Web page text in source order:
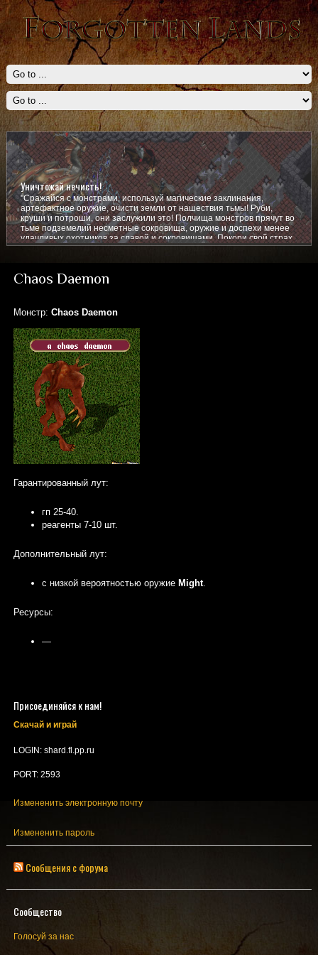
Уничтожай нечисть!
"Сражайся с монстрами, используй магические заклинания,
артефактное оружие, очисти земли от нашествия тьмы! Руби,
круши и потроши, они заслужили это! Полчища монстров прячут во
тьме подземелий несметные сокровища, оружие и доспехи менее
удачливых охотников за славой и сокровищами. Покори свой страх,
покажи им кто тут главный!
Chaos Daemon
Монстр: Chaos Daemon
Гарантированный лут:
гп 25-40.
реагенты 7-10 шт.
Дополнительный лут:
с низкой вероятностью оружие Might.
Ресурсы:
—
Присоединяйся к нам!
Скачай и играй
LOGIN: shard.fl.pp.ru
PORT: 2593
Измененить электронную почту
Измененить пароль
Сообщения с форума
Сообщество
Голосуй за нас